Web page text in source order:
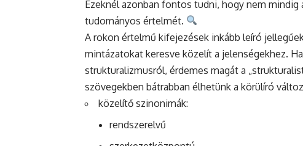
Ezeknél azonban fontos tudni, hogy nem mindig
tudományos értelmét.
A rokon értelmű kifejezések inkább leíró
mintázatokat keresve közelít a jelenségekhez.
strukturalizmusról, érdemes magát a
szövegekben bátrabban élhetünk a körülíró
közelítő szinonimák:
rendszerelvű